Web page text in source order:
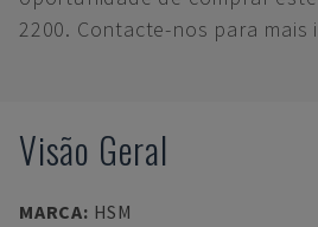
2200. Contacte-nos para mais
Visão Geral
MARCA: HSM